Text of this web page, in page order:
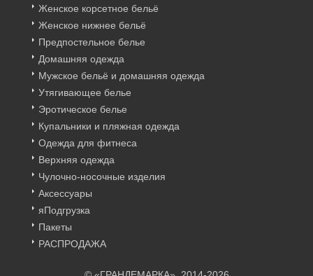
Женское корсетное бельё
Женское нижнее бельё
Предпостельное белье
Домашняя одежда
Мужское бельё и домашняя одежда
Утягивающее белье
Эротическое белье
Купальники и пляжная одежда
Одежда для фитнеса
Верхняя одежда
Чулочно-носочные изделия
Аксессуары
яПодгрузка
Пакеты
РАСПРОДАЖА